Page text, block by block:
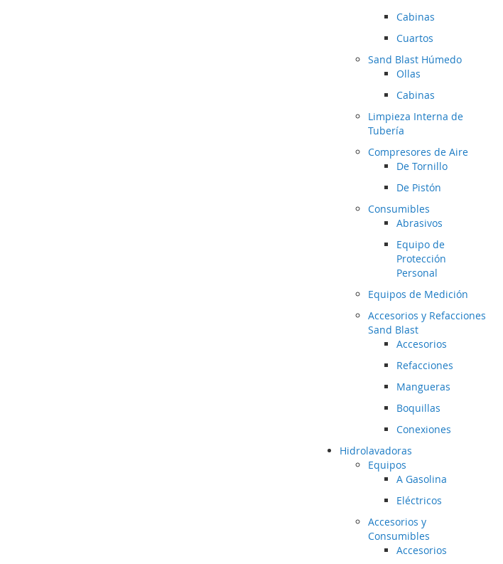
Cabinas
Cuartos
Sand Blast Húmedo
Ollas
Cabinas
Limpieza Interna de
Tubería
Compresores de Aire
De Tornillo
De Pistón
Consumibles
Abrasivos
Equipo de
Protección
Personal
Equipos de Medición
Accesorios y Refacciones
Sand Blast
Accesorios
Refacciones
Mangueras
Boquillas
Conexiones
Hidrolavadoras
Equipos
A Gasolina
Eléctricos
Accesorios y
Consumibles
Accesorios